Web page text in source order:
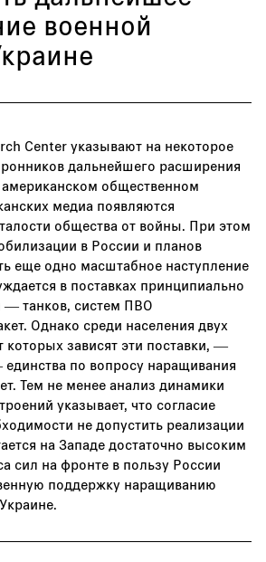
военной
Center указывают на некоторое
дальнейшего расширения
общественном
медиа появляются
общества от войны. При этом
в России и планов
еще одно масштабное наступление
в поставках принципиально
— танков, систем ПВО
Однако среди населения двух
которых зависят эти поставки, —
по вопросу наращивания
Тем не менее анализ динамики
указывает, что согласие
не допустить реализации
на Западе достаточно высоким
сил на фронте в пользу России
поддержку наращиванию